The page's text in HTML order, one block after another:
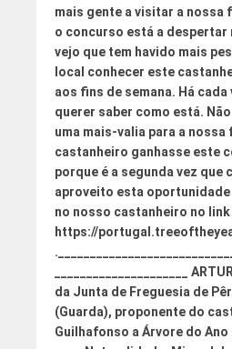
mais gente a visitar a nossa
o concurso está a despertar
vejo que tem havido mais
local conhecer este
aos fins de semana. Há cada
querer saber como está.
uma mais-valia para a nossa
castanheiro ganhasse este
porque é a segunda vez que
aproveito esta oportunidade
no nosso castanheiro no link
https://
da Junta de Freguesia de
(Guarda), proponente do
Guilhafonso a Árvore do Ano